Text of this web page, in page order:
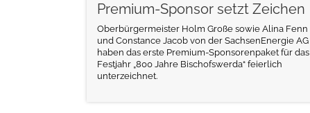
Premium-Sponsor setzt Zeichen
Oberbürgermeister Holm Große sowie Alina Fenn
und Constance Jacob von der SachsenEnergie AG
haben das erste Premium-Sponsorenpaket für das
Festjahr „800 Jahre Bischofswerda“ feierlich
unterzeichnet.